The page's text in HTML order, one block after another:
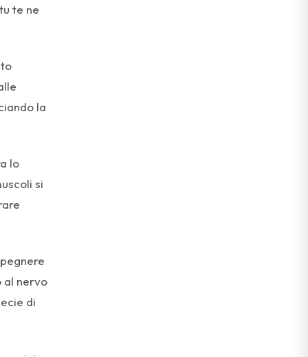
te ne
la
lo
si
al nervo
di